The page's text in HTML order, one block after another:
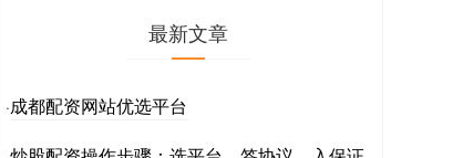
最新文章
·成都配资网站优选平台